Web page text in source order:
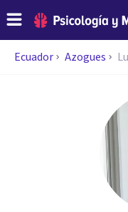
Ecuador Azogues